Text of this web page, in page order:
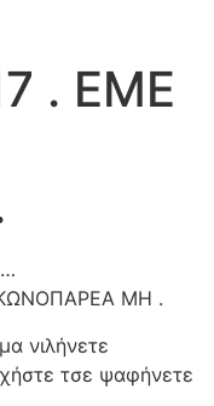
. ΕΜΕ
ΜΗ .
νιλήνετε
τσε ψαφήνετε